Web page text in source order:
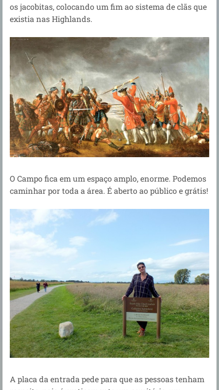
os jacobitas, colocando um fim ao sistema de clãs que
existia nas Highlands.
O Campo fica em um espaço amplo, enorme. Podemos
caminhar por toda a área. É aberto ao público e grátis!
A placa da entrada pede para que as pessoas tenham